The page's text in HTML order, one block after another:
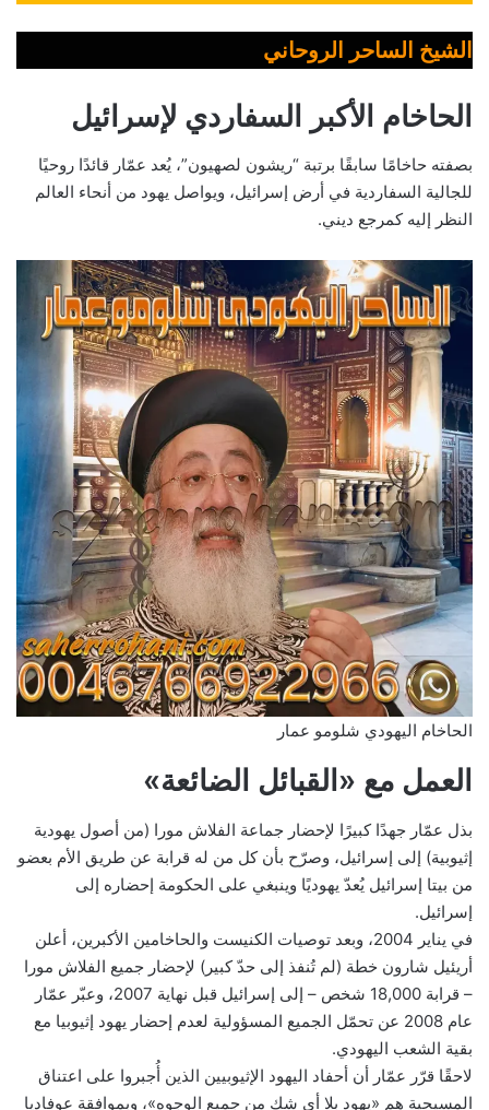
الشيخ الساحر الروحاني
الحاخام الأكبر السفاردي لإسرائيل
بصفته حاخامًا سابقًا برتبة “ريشون لصهيون”، يُعد عمّار قائدًا روحيًا
للجالية السفاردية في أرض إسرائيل، ويواصل يهود من أنحاء العالم
النظر إليه كمرجع ديني.
الحاخام اليهودي شلومو عمار
العمل مع «القبائل الضائعة»
بذل عمّار جهدًا كبيرًا لإحضار جماعة الفلاش مورا (من أصول يهودية
إثيوبية) إلى إسرائيل، وصرّح بأن كل من له قرابة عن طريق الأم بعضو
من بيتا إسرائيل يُعدّ يهوديًا وينبغي على الحكومة إحضاره إلى
إسرائيل.
في يناير 2004، وبعد توصيات الكنيست والحاخامين الأكبرين، أعلن
أريئيل شارون خطة (لم تُنفذ إلى حدّ كبير) لإحضار جميع الفلاش مورا
– قرابة 18,000 شخص – إلى إسرائيل قبل نهاية 2007، وعبّر عمّار
عام 2008 عن تحمّل الجميع المسؤولية لعدم إحضار يهود إثيوبيا مع
بقية الشعب اليهودي.
لاحقًا قرّر عمّار أن أحفاد اليهود الإثيوبيين الذين أُجبروا على اعتناق
المسيحية هم «يهود بلا أي شك من جميع الوجوه»، وبموافقة عوفاديا